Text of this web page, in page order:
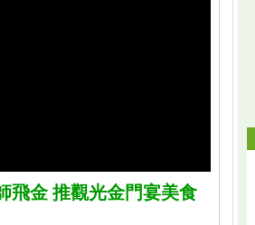
飛金 推觀光金門宴美食